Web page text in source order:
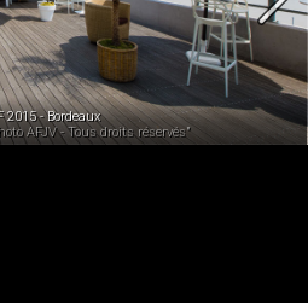
2015 - Bordeaux
AFJV - Tous droits réservés"